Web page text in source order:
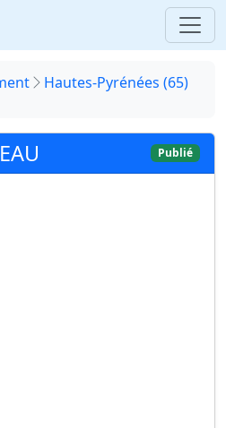
Hautes-Pyrénées (65)
Publié